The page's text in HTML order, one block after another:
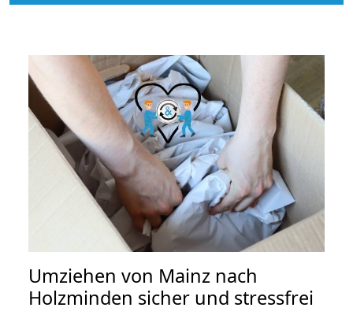
Umziehen von Mainz nach
Holzminden sicher und stressfrei